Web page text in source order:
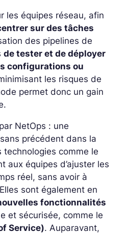
les équipes réseau, afin
sur des tâches
des pipelines de
de tester et de déployer
configurations ou
les risques de
permet donc un gain
NetOps : une
sans précédent dans la
comme le
aux équipes d’ajuster les
réel, sans avoir à
Elles sont également en
fonctionnalités
et sécurisée, comme le
Service). Auparavant,